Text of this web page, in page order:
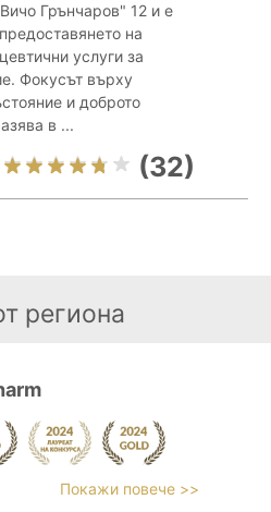
Грънчаров" 12 и е
на
услуги за
Фокусът върху
и доброто
в ...
(32)
региона
Покажи повече >>